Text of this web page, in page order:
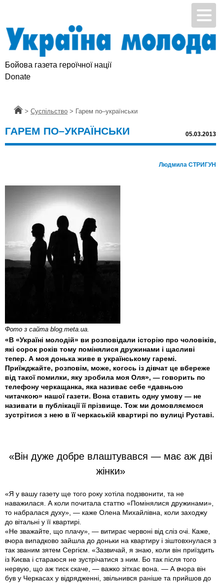
Бойова газета героїчної нації
Підтримай УМ
Головна
> Суспільство > Гарем по–українськи
ГАРЕМ ПО–УКРАЇНСЬКИ 05.03.2013
Людмила СТРИГУН
Фото з сайта blog.meta.ua.
«В «Україні молодій» ви розповідали історію про чоловіків,
які сорок років тому помінялися дружинами і щасливі
тепер. А моя донька живе в українському гаремі.
Приїжджайте, розповім, може, когось із дівчат це вбереже
від такої помилки, яку зробила моя Оля», — говорить по
телефону черкащанка, яка називає себе «давньою
читачкою» нашої газети. Вона ставить одну умову — не
називати в публікації її прізвище. Тож ми домовляємося
зустрітися з нею в її черкаській квартирі по вулиці Руставі.
«Він дуже добре влаштувався — має аж дві
жінки»
«Я у вашу газету ще того року хотіла подзвонити, та не
наважилася. А коли почитала статтю «Помінялися дружинами»,
то набралася духу», — каже Олена Михайлівна, коли заходжу
до вітальні у її квартирі.
«Не зважайте, що плачу», — витирає червоні від сліз очі. Каже,
вчора випадково зайшла до доньки на квартиру і зіштовхнулася з
так званим зятем Сергієм. «Зазвичай, я знаю, коли він приїздить
iз Києва і стараюся не зустрічатися з ним. Бо так після того
нервую, що аж тиск скаче, — важко зітхає вона. — А вчора він
був у Черкасах у відрядженні, звільнився раніше та прийшов до